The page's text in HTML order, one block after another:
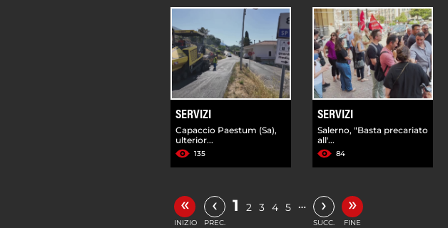
SERVIZI
Capaccio Paestum (Sa),
ulterior...
135
SERVIZI
Salerno, "Basta precariato
all'...
84
«
INIZIO
‹
PREC.
1 2 3 4 5 … ›
SUCC.
»
FINE